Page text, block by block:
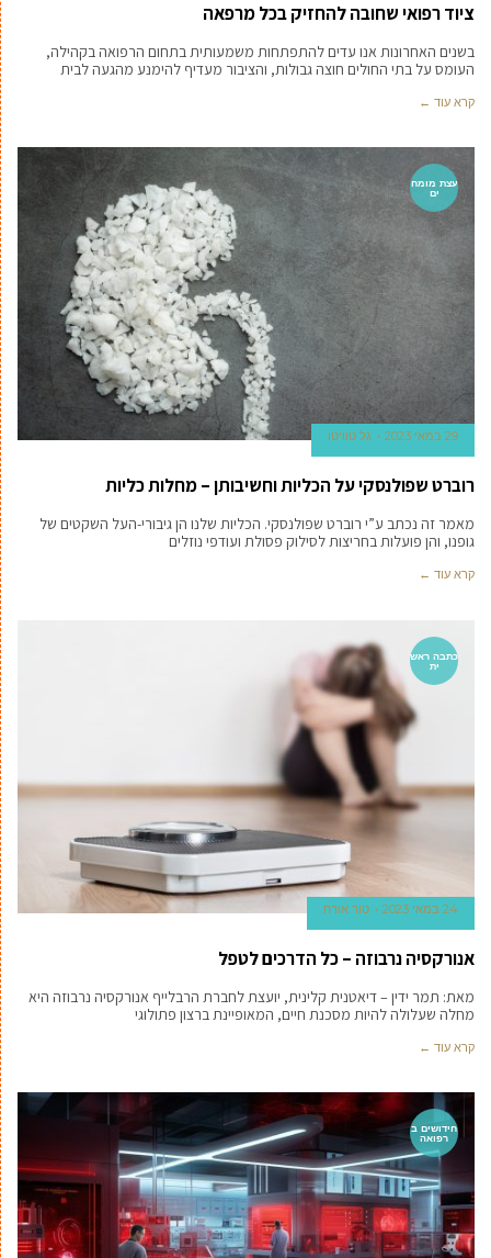
ציוד רפואי שחובה להחזיק בכל מרפאה
בשנים האחרונות אנו עדים להתפתחות משמעותית בתחום הרפואה בקהילה,
העומס על בתי החולים חוצה גבולות, והציבור מעדיף להימנע מהגעה לבית
קרא עוד ←
עצת מומח
ים
29 במאי 2023 גל טוויטו
רוברט שפולנסקי על הכליות וחשיבותן – מחלות כליות
מאמר זה נכתב ע”י רוברט שפולנסקי. הכליות שלנו הן גיבורי-העל השקטים של
גופנו, והן פועלות בחריצות לסילוק פסולת ועודפי נוזלים
קרא עוד ←
כתבה ראש
ית
24 במאי 2023 טור אורח
אנורקסיה נרבוזה – כל הדרכים לטפל
מאת: תמר ידין – דיאטנית קלינית, יועצת לחברת הרבלייף אנורקסיה נרבוזה היא
מחלה שעלולה להיות מסכנת חיים, המאופיינת ברצון פתולוגי
קרא עוד ←
חידושים ב
רפואה